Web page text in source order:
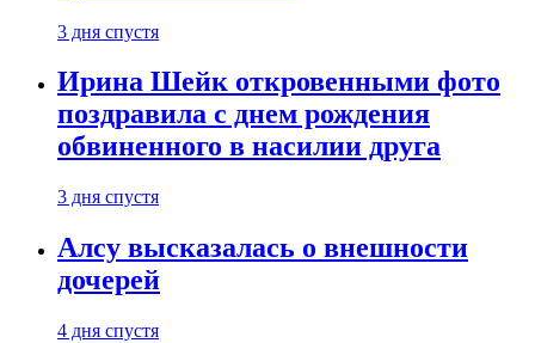
3 дня спустя
Ирина Шейк откровенными фото
поздравила с днем рождения
обвиненного в насилии друга
3 дня спустя
Алсу высказалась о внешности
дочерей
4 дня спустя